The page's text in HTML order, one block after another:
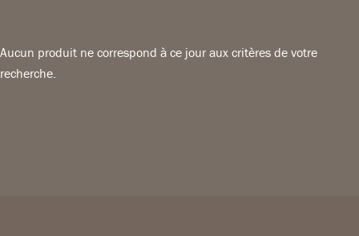
Aucun produit ne correspond à ce jour aux critères de votre
recherche.